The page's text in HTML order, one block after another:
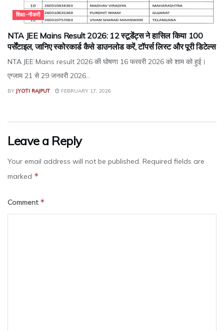
शिक्षा-नौकरी
NTA JEE Mains Result 2026: 12 स्टूडेंट्स ने हासिल किया 100
पर्सेंटाइल, जानिए स्कोरकार्ड कैसे डाउनलोड करें, टॉपर्स लिस्ट और पूरी डिटेल्स
NTA JEE Mains result 2026 की घोषणा 16 फरवरी 2026 को शाम को हुई।
एग्जाम 21 से 29 जनवरी 2026...
BY JYOTI RAJPUT FEBRUARY 17, 2026
Leave a Reply
Your email address will not be published. Required fields are
marked *
Comment *